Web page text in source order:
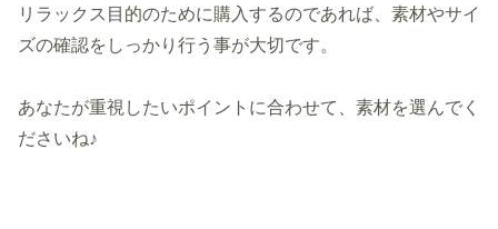
リラックス目的のために購入するのであれば、素材やサイ
ズの確認をしっかり行う事が大切です。
あなたが重視したいポイントに合わせて、素材を選んでく
ださいね♪